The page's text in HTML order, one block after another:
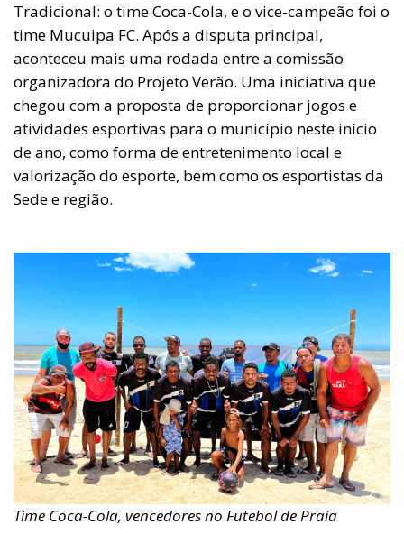
Tradicional: o time Coca-Cola, e o vice-campeão foi o
time Mucuipa FC. Após a disputa principal,
aconteceu mais uma rodada entre a comissão
organizadora do Projeto Verão. Uma iniciativa que
chegou com a proposta de proporcionar jogos e
atividades esportivas para o município neste início
de ano, como forma de entretenimento local e
valorização do esporte, bem como os esportistas da
Sede e região.
Time Coca-Cola, vencedores no Futebol de Praia